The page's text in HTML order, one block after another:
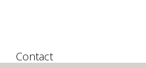
Contact